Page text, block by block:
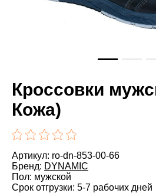
Кроссовки
Кожа)
Артикул: ro-dn-853-00-66
Бренд: DYNAMIC
Пол: мужской
Срок отгрузки: 5-7 рабочих дней